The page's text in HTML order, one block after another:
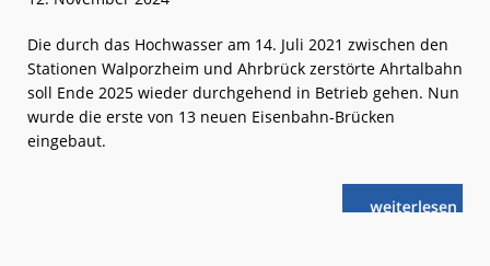
Die durch das Hochwasser am 14. Juli 2021 zwischen den
Stationen Walporzheim und Ahrbrück zerstörte Ahrtalbahn
soll Ende 2025 wieder durchgehend in Betrieb gehen. Nun
wurde die erste von 13 neuen Eisenbahn-Brücken
eingebaut.
weiterlese
nAhrtalbahn: